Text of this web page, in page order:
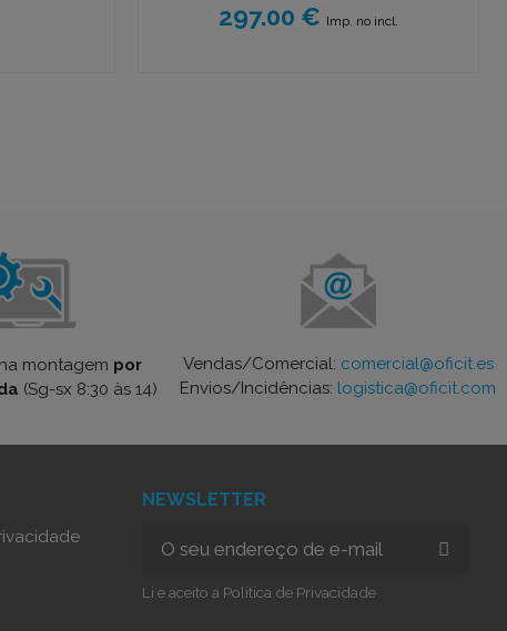
297.00 € Imp. no incl.
montagem por
(Sg-sx 8:30 às 14)
Vendas/Comercial: comercial@oficit.es
Envios/Incidências: logistica@oficit.com
NEWSLETTER
Li e aceito a Política de Privacidade